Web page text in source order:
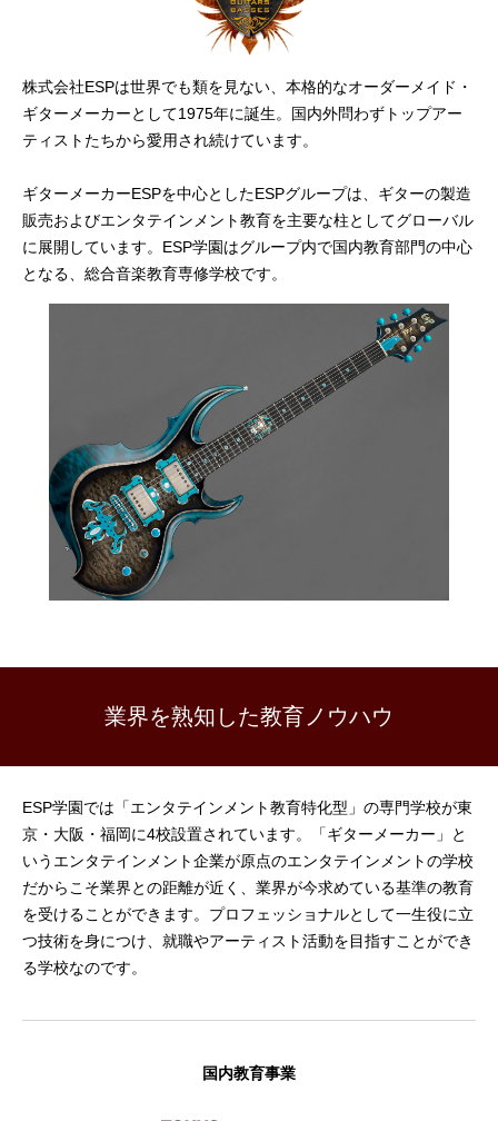
株式会社ESPは世界でも類を見ない、本格的なオーダーメイド・
ギターメーカーとして1975年に誕生。国内外問わずトップアー
ティストたちから愛用され続けています。
ギターメーカーESPを中心としたESPグループは、ギターの製造
販売およびエンタテインメント教育を主要な柱としてグローバル
に展開しています。ESP学園はグループ内で国内教育部門の中心
となる、総合音楽教育専修学校です。
業界を熟知した教育ノウハウ
ESP学園では「エンタテインメント教育特化型」の専門学校が東
京・大阪・福岡に4校設置されています。「ギターメーカー」と
いうエンタテインメント企業が原点のエンタテインメントの学校
だからこそ業界との距離が近く、業界が今求めている基準の教育
を受けることができます。プロフェッショナルとして一生役に立
つ技術を身につけ、就職やアーティスト活動を目指すことができ
る学校なのです。
国内教育事業